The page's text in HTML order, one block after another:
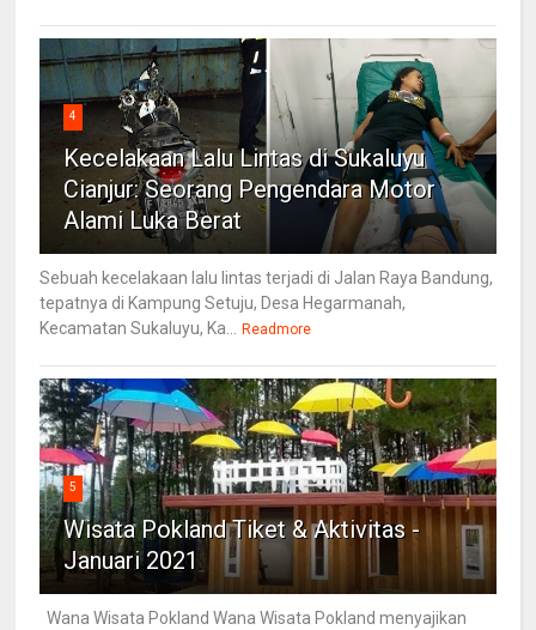
4
Kecelakaan Lalu Lintas di Sukaluyu
Cianjur: Seorang Pengendara Motor
Alami Luka Berat
Sebuah kecelakaan lalu lintas terjadi di Jalan Raya Bandung,
tepatnya di Kampung Setuju, Desa Hegarmanah,
Kecamatan Sukaluyu, Ka... Readmore
5
Wisata Pokland Tiket & Aktivitas -
Januari 2021
Wana Wisata Pokland Wana Wisata Pokland menyajikan